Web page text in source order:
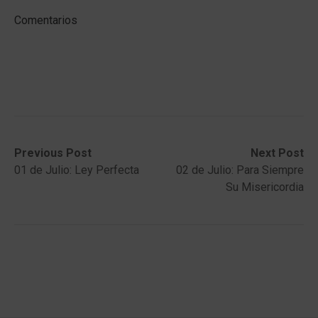
Comentarios
Post
navigation
Previous Post
Previous
post:01 de Julio: Ley Perfecta
Next Post
Next
post:
02 de Julio: Para Siempre
Su Misericordia